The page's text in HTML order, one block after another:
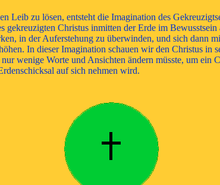
zu lösen, entsteht die Imagination des
Christus inmitten der Erde im
in der Auferstehung zu überwinden, und sich dann
In dieser Imagination schauen wir den Christus
wenige Worte und Ansichten ändern müsste, um ein
auf sich nehmen wird.